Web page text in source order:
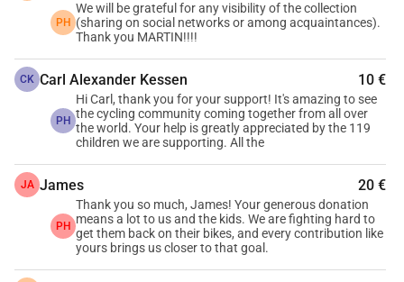
ja lasta huolenpidossamme. Nämä lapset ovat
unelmoineet kesästä, joka on täynnä vapautta ja iloa
unelmasta, joka riistettiin heiltä yhdessä
silmänräpäyksessä.
Toivon säde: Toimittajan lahja
Kun polkupyörätoimittajamme kuuli tästä tragediasta, he
eivät vain myötätunnelleet he toimivat. He ovat jo
lahjoittaneet 15 000 euroa
tilauksesta.
Tämä laskee lopullisen tavoitteemme 70 000 eurosta 55
000 euroon.
PH
We will be grateful for any visibility of the collection
(sharing on social networks or among acquaintances).
Thank you MARTIN!!!!
CK Carl Alexander Kessen 10 €
PH
Hi Carl, thank you for your support! It's amazing to see
the cycling community coming together from all over
the world. Your help is greatly appreciated by the 119
children we are supporting. All the
JA James 20 €
PH
Thank you so much, James! Your generous donation
means a lot to us and the kids. We are fighting hard to
get them back on their bikes, and every contribution like
yours brings us closer to that goal.